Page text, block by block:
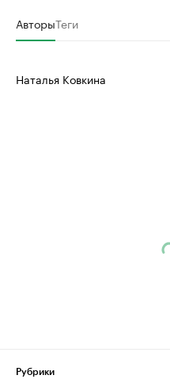
АвторыТеги
Наталья Ковкина
Рубрики